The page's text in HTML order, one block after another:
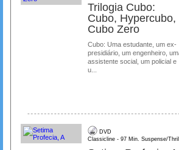
Trilogia Cubo:
Cubo, Hypercubo,
Cubo Zero
Cubo: Uma estudante, um ex-
presidiário, um engenheiro,
assistente social, um policial e
u...
DVD
Classicline - 97 Min. Suspense/